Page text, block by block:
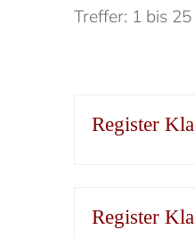
Treffer: 1 bis
Register
Register